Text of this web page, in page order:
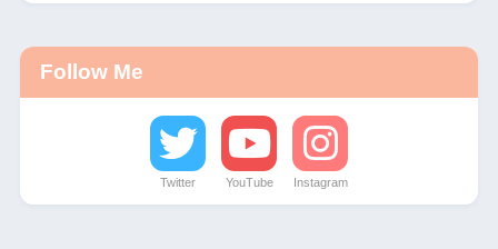
Follow Me
Twitter YouTube Instagram